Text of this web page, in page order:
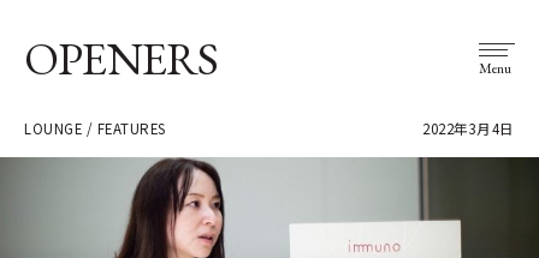
OPENERS Menu
LOUNGE / FEATURES 2022年3月4日